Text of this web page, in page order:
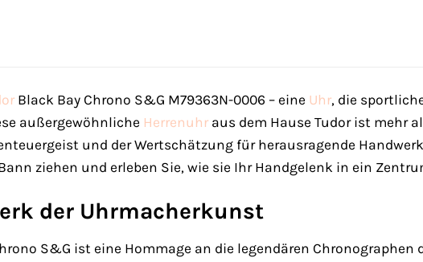
Black Bay Chrono S&G M79363N-0006 – eine Uhr, die
außergewöhnliche Herrenuhr aus dem Hause Tudor ist mehr
und der Wertschätzung für herausragende
ziehen und erleben Sie, wie sie Ihr Handgelenk in ein
der Uhrmacherkunst
S&G ist eine Hommage an die legendären